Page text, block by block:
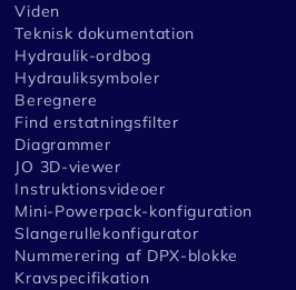
Viden
Teknisk dokumentation
Hydraulik-ordbog
Hydrauliksymboler
Beregnere
Find erstatningsfilter
Diagrammer
JO 3D-viewer
Instruktionsvideoer
Mini-Powerpack-konfiguration
Slangerullekonfigurator
Nummerering af DPX-blokke
Kravspecifikation